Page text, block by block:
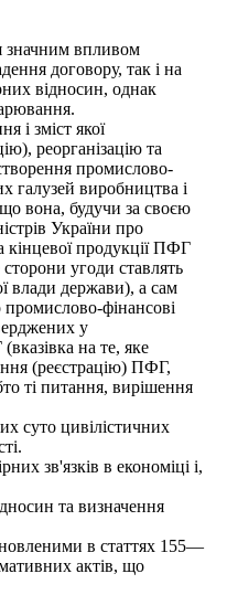
значним впливом
договору, так і на
відносин, однак
і зміст якої
реорганізацію та
промислово-
галузей виробництва і
вона, будучи за своєю
України про
кінцевої продукції ПФГ
угоди ставлять
влади держави), а сам
фінансові
у
на те, яке
(реєстрацію) ПФГ,
ті питання, вирішення
суто цивілістичних
зв'язків в економіці і,
та визначення
в статтях 155—
актів, що